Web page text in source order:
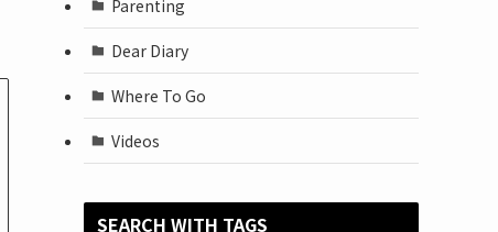
Parenting
Dear Diary
Where To Go
Videos
SEARCH WITH TAGS